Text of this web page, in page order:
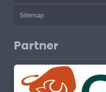
Sitemap
Partner